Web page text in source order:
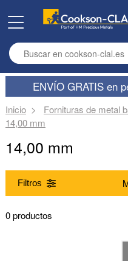
Enter search term
ENVÍO GRATIS en
Inicio Fornituras de metal
14,00 mm
14,00 mm
Filtros
Gama
0 productos